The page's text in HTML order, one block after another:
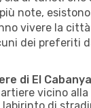
note,
vivere la
dei preferiti
di El
vicino alla